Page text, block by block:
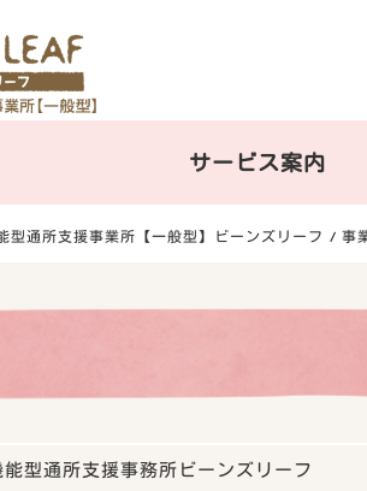
サービス案内
型通所支援事業所【一般型】ビーンズリーフ 事
能型通所支援事務所ビーンズリーフ